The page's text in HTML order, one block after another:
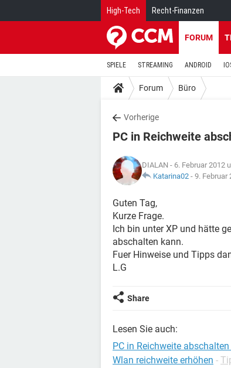
High-Tech Recht-Finanzen
FORUM
SPIELE STREAMING ANDROID
Forum Büro
Vorherige
PC in Reichweite
DIALAN - 6. Februar 2012
Katarina02 - 9. Februar
Guten Tag,
Kurze Frage.
Ich bin unter XP und hätte
abschalten kann.
Fuer Hinweise und Tipps
L.G
Share
Lesen Sie auch:
PC in Reichweite abschalten
Wlan reichweite erhöhen -